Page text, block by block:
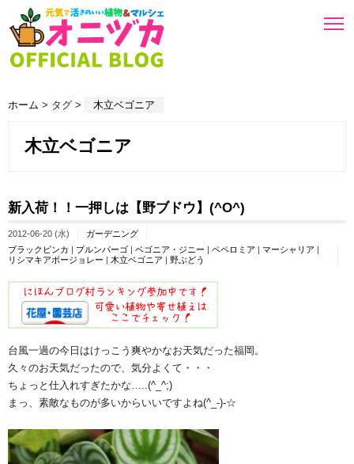
ホーム > タグ > 木立ベゴニア
木立ベゴニア
新入荷！！一押しは【野ブドウ】(^O^)
2012-06-20 (水)
ガーデニング
ブラックビンカ | プルンパーゴ | ベゴニア・ジニー | ペペロミア | マーシャリア |
リシマキアボージョレー | 木立ベゴニア | 野ぶどう
台風一過の今日はけっこう爽やかなお天気だった福岡。
久々のお天気だったので、気分よくて・・・
ちょっと仕入れすぎたかな…..(^_^;)
まっ、素敵なものが多いからいいですよね(^_-)-☆